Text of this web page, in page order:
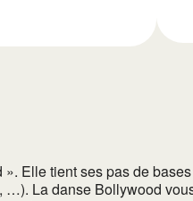
Elle tient ses pas de
La danse Bollywood